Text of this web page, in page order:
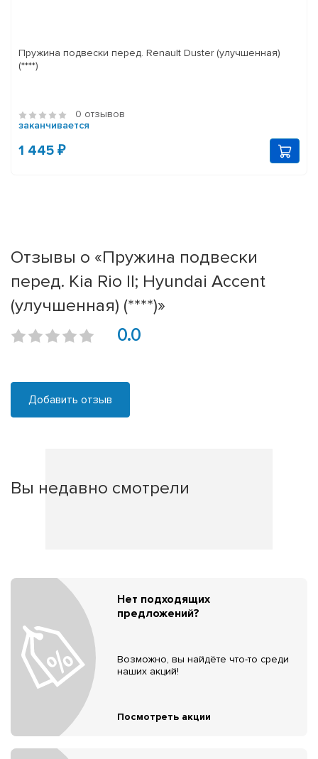
Пружина подвески перед. Renault Duster (улучшенная)
(****)
0 отзывов
заканчивается
1 445 ₽
Отзывы о «Пружина подвески
перед. Kia Rio II; Hyundai Accent
(улучшенная) (****)»
0.0
Добавить отзыв
Вы недавно смотрели
Нет подходящих
предложений?
Возможно, вы найдёте что-то среди
наших акций!
Посмотреть акции